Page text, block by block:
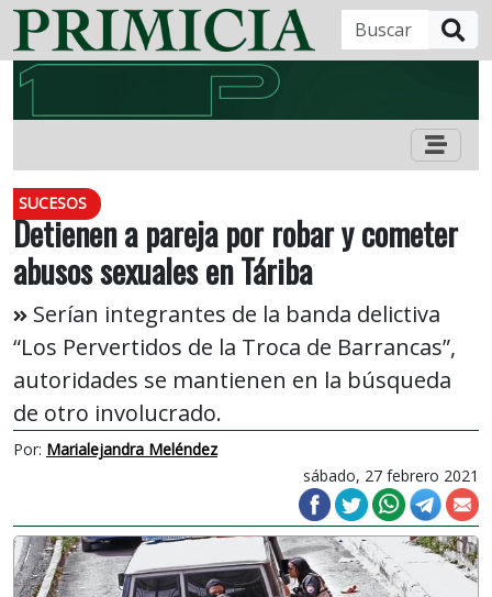
SUCESOS
Detienen a pareja por robar y cometer
abusos sexuales en Táriba
Serían integrantes de la banda delictiva
“Los Pervertidos de la Troca de Barrancas”,
autoridades se mantienen en la búsqueda
de otro involucrado.
Por: Marialejandra Meléndez
sábado, 27 febrero 2021